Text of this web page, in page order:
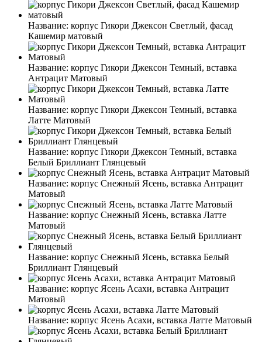
Название: корпус Гикори Джексон Светлый, фасад
Кашемир матовый
Название: корпус Гикори Джексон Темный, вставка
Антрацит Матовый
Название: корпус Гикори Джексон Темный, вставка
Латте Матовый
Название: корпус Гикори Джексон Темный, вставка
Белый Бриллиант Глянцевый
Название: корпус Снежный Ясень, вставка Антрацит
Матовый
Название: корпус Снежный Ясень, вставка Латте
Матовый
Название: корпус Снежный Ясень, вставка Белый
Бриллиант Глянцевый
Название: корпус Ясень Асахи, вставка Антрацит
Матовый
Название: корпус Ясень Асахи, вставка Латте Матовый